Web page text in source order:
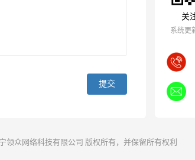
关
系统更
领众网络科技有限公司 版权所有，并保留所有权利